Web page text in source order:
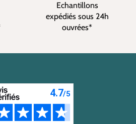
Echantillons
expédiés sous 24h
ouvrées*